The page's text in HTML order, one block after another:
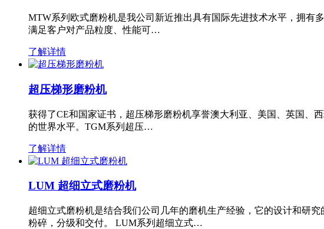
MTW系列欧式磨粉机是我公司新近推出具有国际先进技术水平，拥
满足客户对产品粒度、性能可…
了解详情
超压梯形磨粉机
获得了CE和国家证书，超压梯形磨粉机享誉澳大利亚、美国、英国、
的世界水平。TGM系列超压…
了解详情
LUM 超细立式磨粉机
超细立式磨粉机是结合我们公司几年的磨机生产经验，它的设计和研
粉碎，分级和交付。 LUM系列超细立式…